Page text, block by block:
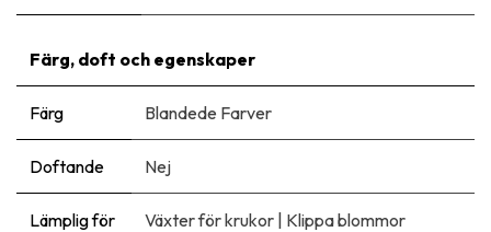
Färg, doft och egenskaper
Färg Blandede Farver
Doftande Nej
Lämplig för Växter för krukor | Klippa blommor